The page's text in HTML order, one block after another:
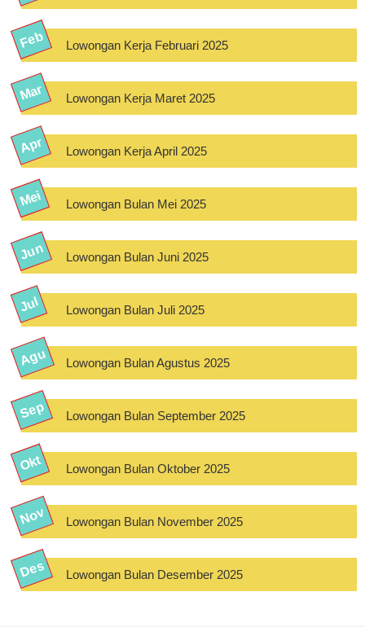
Lowongan Kerja Februari 2025
Lowongan Kerja Maret 2025
Lowongan Kerja April 2025
Lowongan Bulan Mei 2025
Lowongan Bulan Juni 2025
Lowongan Bulan Juli 2025
Lowongan Bulan Agustus 2025
Lowongan Bulan September 2025
Lowongan Bulan Oktober 2025
Lowongan Bulan November 2025
Lowongan Bulan Desember 2025